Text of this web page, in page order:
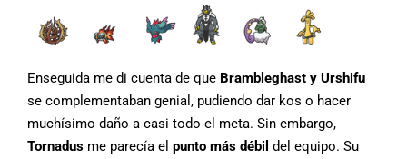
Enseguida me di cuenta de que Brambleghast y Urshifu
se complementaban genial, pudiendo dar kos o hacer
muchísimo daño a casi todo el meta. Sin embargo,
Tornadus me parecía el punto más débil del equipo. Su